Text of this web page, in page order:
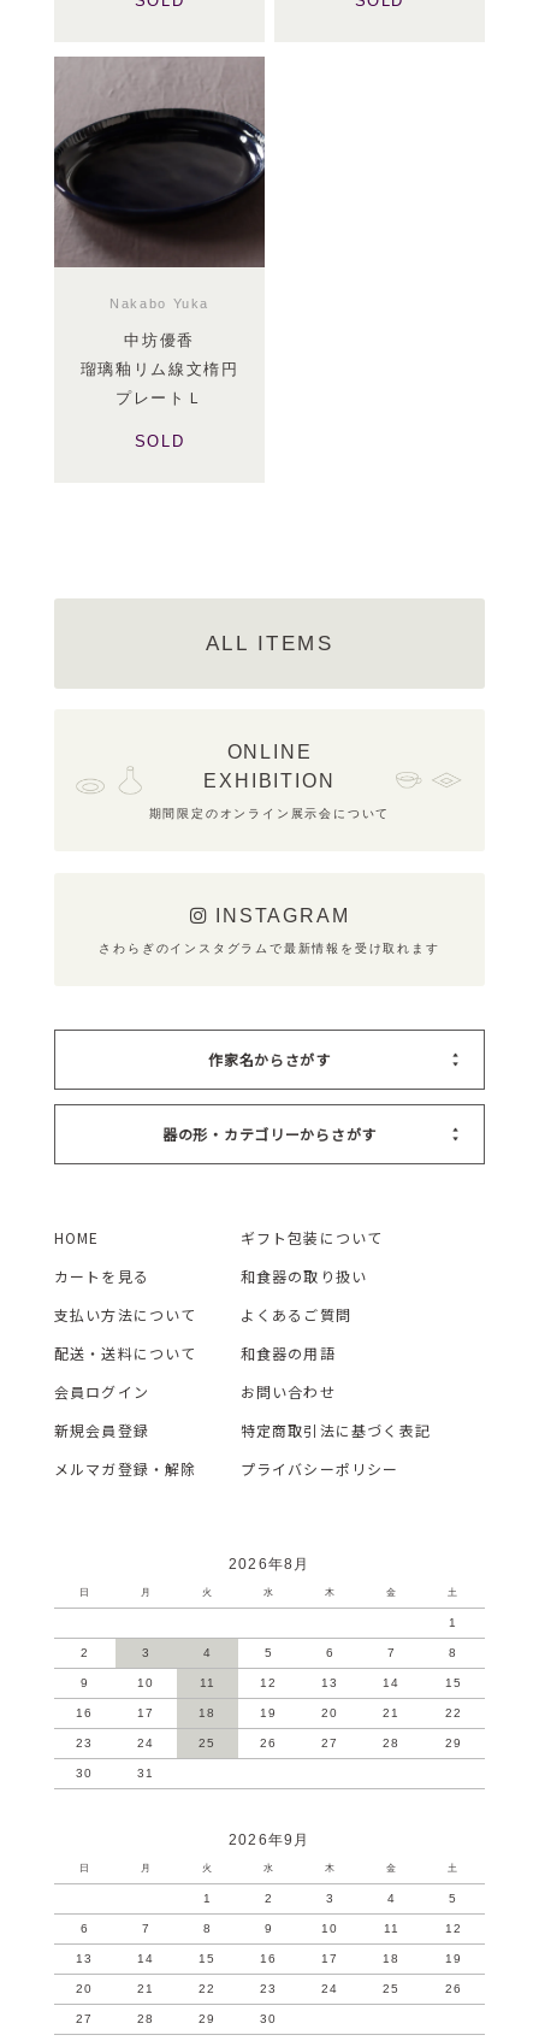
Nakabo Yuka
中坊優香
瑠璃釉リム線文楕円
プレートＬ
SOLD
ALL ITEMS
ONLINE
EXHIBITION
期間限定のオンライン展示会について
INSTAGRAM
さわらぎのインスタグラムで最新情報を受け取れます
作家名からさがす
器の形・カテゴリーからさがす
HOME
カートを見る
支払い方法について
配送・送料について
会員ログイン
新規会員登録
メルマガ登録・解除
ギフト包装について
和食器の取り扱い
よくあるご質問
和食器の用語
お問い合わせ
特定商取引法に基づく表記
プライバシーポリシー
2026年8月
日 月 火 水 木 金 土
1
2 3 4 5 6 7 8
9 10 11 12 13 14 15
16 17 18 19 20 21 22
23 24 25 26 27 28 29
30 31
2026年9月
日 月 火 水 木 金 土
1 2 3 4 5
6 7 8 9 10 11 12
13 14 15 16 17 18 19
20 21 22 23 24 25 26
27 28 29 30